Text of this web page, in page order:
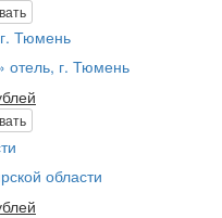
отель, г. Тюмень
области